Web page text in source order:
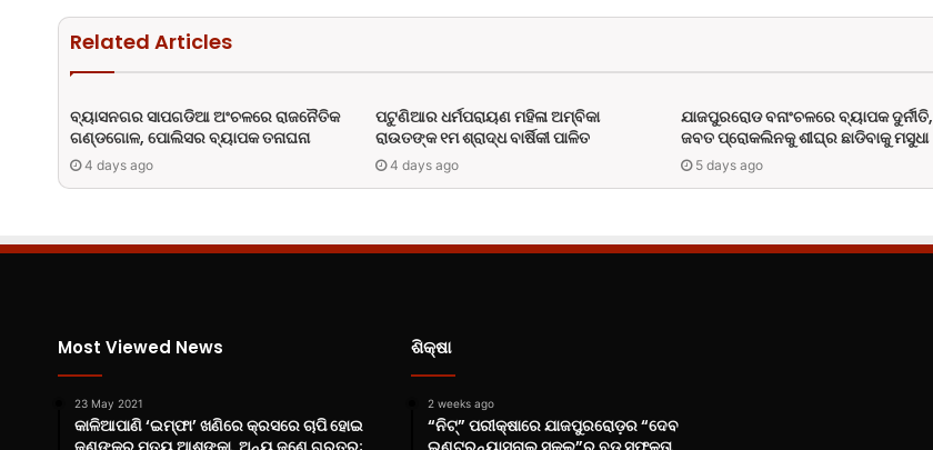
Related Articles
ବ୍ୟାସନଗର ସାପଗଡିଆ ଅଂଚଳରେ ରାଜନୈତିକ
ଗଣ୍ଡଗୋଳ, ପୋଲିସର ବ୍ୟାପକ ତନାଘନା
4 days ago
ପଟୁଣିଆର ଧର୍ମପରାୟଣ ମହିଳା ଅମ୍ବିକା
ରାଉତଙ୍କ ୧ମ ଶ୍ରାଦ୍ଧ ବାର୍ଷିକୀ ପାଳିତ
4 days ago
ଯାଜପୁରରୋଡ ବନାଂଚଳରେ ବ୍ୟାପକ ଦୁର୍ନୀତି,
ଜବତ ପ୍ରୋକଲିନକୁ ଶୀଘ୍ର ଛାଡିବାକୁ ମସୁଧା
5 days ago
Most Viewed News
23 May 2021
କାଳିଆପାଣି ‘ଇମ୍ଫା’ ଖଣିରେ କ୍ରସରେ ଚାପି ହୋଇ
ଶିକ୍ଷା
2 weeks ago
“ନିଟ୍‌” ପରୀକ୍ଷାରେ ଯାଜପୁରରୋଡ଼ର “ଦେବ